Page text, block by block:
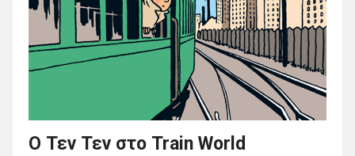
Ο Τεν Τεν στο Train World